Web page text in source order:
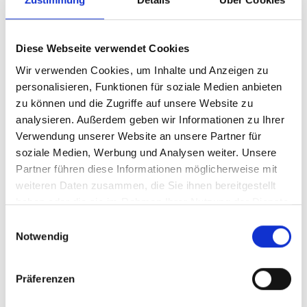
Diese Webseite verwendet Cookies
Wir verwenden Cookies, um Inhalte und Anzeigen zu
personalisieren, Funktionen für soziale Medien anbieten
zu können und die Zugriffe auf unsere Website zu
analysieren. Außerdem geben wir Informationen zu Ihrer
Verwendung unserer Website an unsere Partner für
soziale Medien, Werbung und Analysen weiter. Unsere
Partner führen diese Informationen möglicherweise mit
weiteren Daten zusammen, die Sie ihnen bereitgestellt
haben oder die sie im Rahmen Ihrer Nutzung der Dienste
Notwendig
Präferenzen
Zero offset // Black
W/Stickers
Hinterrad 4ZA Breva Rear 21TL - 3BFdbV2
Außenreifen Vittoria Terreno Dry TLR //
700x47c // Folding-TLR // Tan Wall
Max Tire Clearance 700c (*) 52mm (1x
drivetrain) / 47mm (2x drivetrain)
Farbe 2 PMS167
Farb Finish Glossy